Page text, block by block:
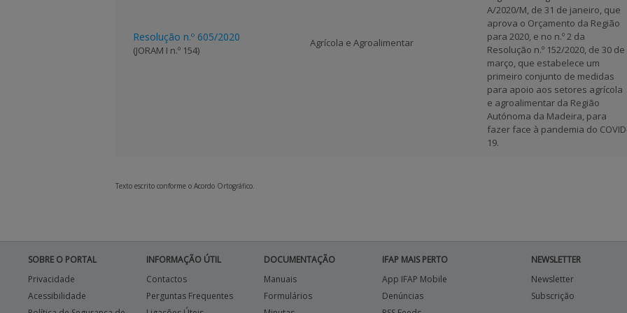
Resolução n.º 605/2020
(JORAM I n.º 154)
Agrícola e Agroalimentar
A/2020/M, de 31 de janeiro, que
aprova o Orçamento da Região
para 2020, e no n.º 2 da
Resolução n.º 152/2020, de 30 de
março, que estabelece um
primeiro conjunto de medidas
para apoio aos setores agrícola
e agroalimentar da Região
Autónoma da Madeira, para
fazer face à pandemia do
19.
Texto escrito conforme o Acordo Ortográfico.
SOBRE O PORTAL
Privacidade
Acessibilidade
INFORMAÇÃO ÚTIL
Contactos
Perguntas Frequentes
DOCUMENTAÇÃO
Manuais
Formulários
IFAP MAIS PERTO
App IFAP Mobile
Denúncias
NEWSLETTER
Newsletter
Subscrição